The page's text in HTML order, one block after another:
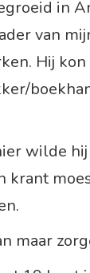
in
van
Hij
wilde
krant
maar